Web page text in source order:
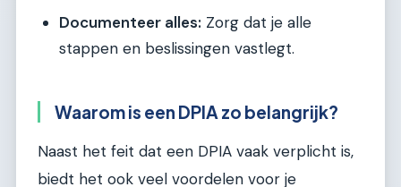
Documenteer alles: Zorg dat je alle
stappen en beslissingen vastlegt.
Waarom is een DPIA zo belangrijk?
Naast het feit dat een DPIA vaak verplicht is,
biedt het ook veel voordelen voor je